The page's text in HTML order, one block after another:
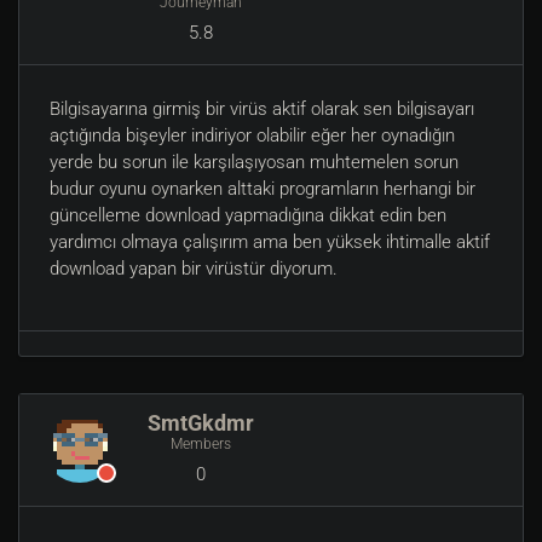
5.8
Bilgisayarına girmiş bir virüs aktif olarak sen bilgisayarı
açtığında bişeyler indiriyor olabilir eğer her oynadığın
yerde bu sorun ile karşılaşıyosan muhtemelen sorun
budur oyunu oynarken alttaki programların herhangi bir
güncelleme download yapmadığına dikkat edin ben
yardımcı olmaya çalışırım ama ben yüksek ihtimalle aktif
download yapan bir virüstür diyorum.
SmtGkdmr
Members
0